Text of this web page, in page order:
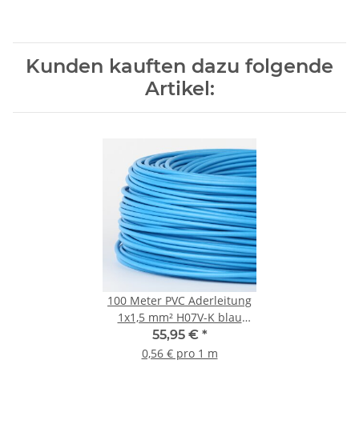
Kunden kauften dazu folgende
Artikel:
100 Meter PVC Aderleitung
1x1,5 mm² H07V-K blau
(NYA-F) flexibel
55,95 € *
0,56 € pro 1 m